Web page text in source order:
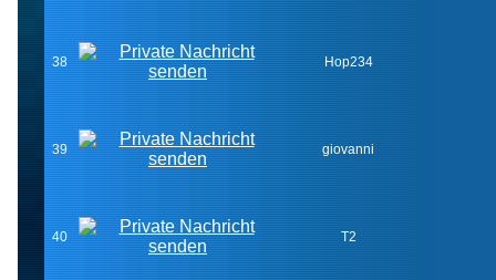
38 Hop234
39 giovanni
40 T2